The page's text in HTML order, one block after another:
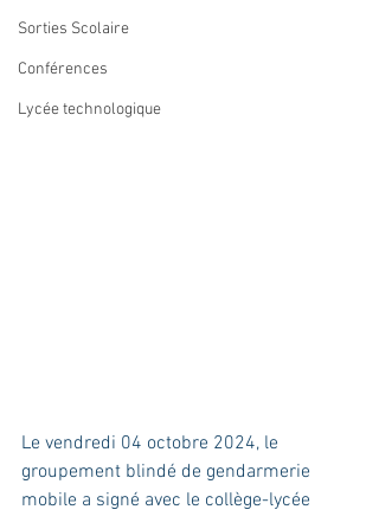
Sorties Scolaire
Conférences
Lycée technologique
Le vendredi 04 octobre 2024, le
groupement blindé de gendarmerie
mobile a signé avec le collège-lycée